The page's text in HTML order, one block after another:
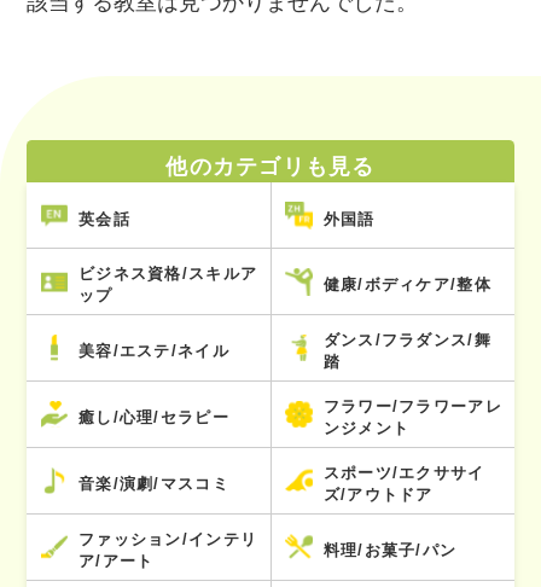
他のカテゴリも見る
英会話 外国語
ビジネス資格/スキルア
ップ
健康/ボディケア/整体
美容/エステ/ネイル
ダンス/フラダンス/舞
踏
癒し/心理/セラピー
フラワー/フラワーアレ
ンジメント
音楽/演劇/マスコミ
スポーツ/エクササイ
ズ/アウトドア
ファッション/インテリ
ア/アート
料理/お菓子/パン